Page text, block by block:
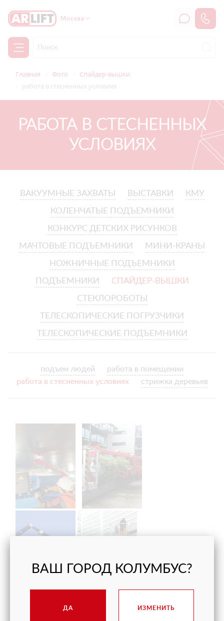
Москва
Главная Фото
Спайдер-вышки
работа в стесненных условиях
РАБОТА В СТЕСНЕННЫХ
УСЛОВИЯХ
ВАКУУМНЫЕ ЗАХВАТЫ ВЫСТАВКИ КМУ
КОЛЕНЧАТЫЕ ПОДЪЕМНИКИ
КОНКУРС ДЕТСКИХ РИСУНКОВ
МАЧТОВЫЕ ПОДЪЕМНИКИ МИНИ-КРАНЫ
НОЖНИЧНЫЕ ПОДЪЕМНИКИ
ПОДЪЕМНИКИ СПАЙДЕР-ВЫШКИ
СТЕКЛОРОБОТЫ
ТЕЛЕСКОПИЧЕСКИЕ ПОГРУЗЧИКИ
ТЕЛЕСКОПИЧЕСКИЕ ПОДЪЕМНИКИ
подъем людей
работа в помещении
работа в стесненных условиях
стрижка деревьев
ВАШ ГОРОД КОЛУМБУС?
ДА ИЗМЕНИТЬ